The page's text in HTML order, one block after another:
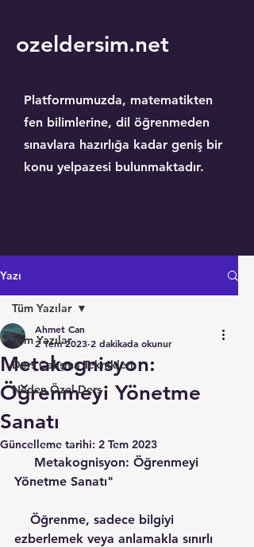
ozeldersim.net
Platformumuzda, matematikten
fen bilimlerine, dil öğrenmeden
sınavlara hazırlığa kadar geniş bir
konu yelpazesi bulunmaktadır.
Yazı
Tüm Yazılar
Ders Çalışma Teknikleri
Neden Özel Ders
Tüm Yazılar
Metakognisyon:
Öğrenmeyi Yönetme
Sanatı
Ahmet Can
2 Tem 2023 2 dakikada okunur
Güncelleme tarihi: 2 Tem 2023
Yönetme Sanatı"
ezberlemek veya anlamakla sınırlı